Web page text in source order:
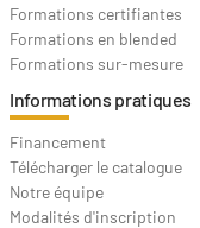
Formations certifiantes
Formations en blended
Formations sur-mesure
Informations pratiques
Financement
Télécharger le catalogue
Notre équipe
Modalités d'inscription